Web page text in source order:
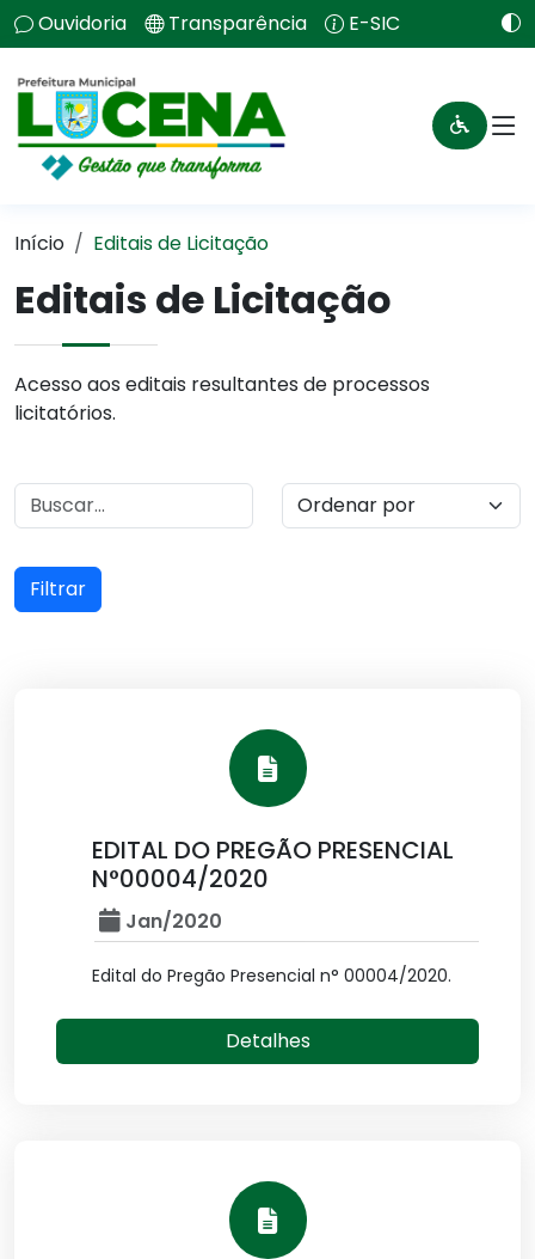
Ouvidoria Transparência E-SIC
Início Editais de Licitação
Editais de Licitação
Acesso aos editais resultantes de processos
licitatórios.
Filtrar
EDITAL DO PREGÃO PRESENCIAL
N°00004/2020
Jan/2020
Edital do Pregão Presencial n° 00004/2020.
Detalhes